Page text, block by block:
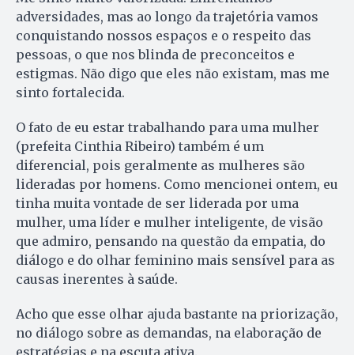
adversidades, mas ao longo da trajetória vamos
conquistando nossos espaços e o respeito das
pessoas, o que nos blinda de preconceitos e
estigmas. Não digo que eles não existam, mas me
sinto fortalecida.
O fato de eu estar trabalhando para uma mulher
(prefeita Cinthia Ribeiro) também é um
diferencial, pois geralmente as mulheres são
lideradas por homens. Como mencionei ontem, eu
tinha muita vontade de ser liderada por uma
mulher, uma líder e mulher inteligente, de visão
que admiro, pensando na questão da empatia, do
diálogo e do olhar feminino mais sensível para as
causas inerentes à saúde.
Acho que esse olhar ajuda bastante na priorização,
no diálogo sobre as demandas, na elaboração de